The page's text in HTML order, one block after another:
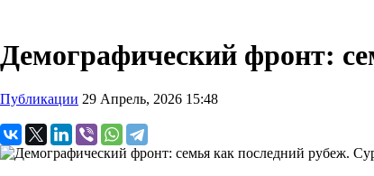
Демографический фронт:
Публикации 29 Апрель, 2026 15:48